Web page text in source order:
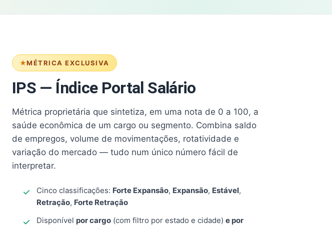
MÉTRICA EXCLUSIVA
IPS — Índice Portal Salário
Métrica proprietária que sintetiza, em uma nota de 0 a 100, a
saúde econômica de um cargo ou segmento. Combina saldo
de empregos, volume de movimentações, rotatividade e
variação do mercado — tudo num único número fácil de
interpretar.
Cinco classificações: Forte Expansão, Expansão, Estável,
Retração, Forte Retração
Disponível por cargo (com filtro por estado e cidade) e por